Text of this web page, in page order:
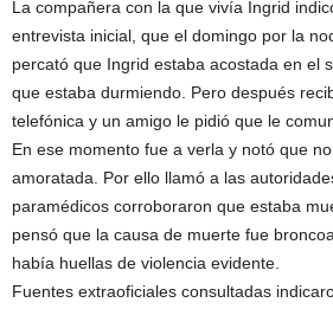
La compañera con la que vivía Ingrid
entrevista inicial, que el domingo por la
percató que Ingrid estaba acostada en el
que estaba durmiendo. Pero después
telefónica y un amigo le pidió que le
En ese momento fue a verla y notó que
amoratada. Por ello llamó a las
paramédicos corroboraron que estaba
pensó que la causa de muerte fue
había huellas de violencia evidente.
Fuentes extraoficiales consultadas